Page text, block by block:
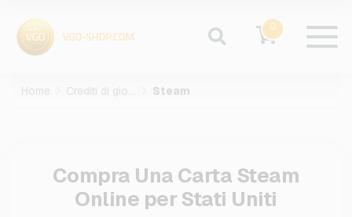
0
Home Crediti di gioco Steam
Compra Una Carta Steam
Online per Stati Uniti